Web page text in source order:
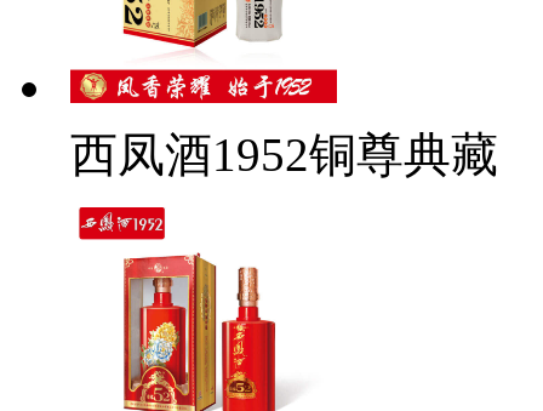
西凤酒1952铜尊典藏